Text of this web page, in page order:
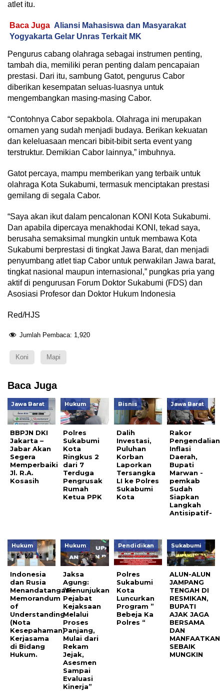
atlet itu.
Baca Juga Aliansi Mahasiswa dan Masyarakat
Yogyakarta Gelar Unras Terkait MK
Pengurus cabang olahraga sebagai instrumen penting,
tambah dia, memiliki peran penting dalam pencapaian
prestasi. Dari itu, sambung Gatot, pengurus Cabor
diberikan kesempatan seluas-luasnya untuk
mengembangkan masing-masing Cabor.
“Contohnya Cabor sepakbola. Olahraga ini merupakan
ornamen yang sudah menjadi budaya. Berikan kekuatan
dan keleluasaan mencari bibit-bibit serta event yang
terstruktur. Demikian Cabor lainnya,” imbuhnya.
Gatot percaya, mampu memberikan yang terbaik untuk
olahraga Kota Sukabumi, termasuk menciptakan prestasi
gemilang di segala Cabor.
“Saya akan ikut dalam pencalonan KONI Kota Sukabumi.
Dan apabila dipercaya menakhodai KONI, tekad saya,
berusaha semaksimal mungkin untuk membawa Kota
Sukabumi berprestasi di tingkat Jawa Barat, dan menjadi
penyumbang atlet tiap Cabor untuk perwakilan Jawa barat,
tingkat nasional maupun internasional,” pungkas pria yang
aktif di pengurusan Forum Doktor Sukabumi (FDS) dan
Asosiasi Profesor dan Doktor Hukum Indonesia
Red/HJS
Jumlah Pembaca: 1,920
Koni Mapi
Baca Juga
Jawa Barat
BBPJN DKI
Jakarta –
Jabar Akan
Segera
Memperbaiki
Jl. R.A.
Kosasih
Hukum
Polres
Sukabumi
Kota
Ringkus 2
dari 7
Terduga
Pengrusak
Rumah
Ketua PPK
Bisnis
Dalih
Investasi,
Puluhan
Korban
Laporkan
Tersangka
LI ke Polres
Sukabumi
Kota
Jawa Barat
Rakor
Pengendalian
Inflasi
Daerah,
Bupati
Marwan -
pemkab
Sudah
Siapkan
Langkah
Antisipatif-
Hukum
Indonesia
dan Rusia
Menandatangani
Memorandum
of
Understanding
(Nota
Kesepahaman)
Kerjasama
di Bidang
Hukum.
Hukum
Jaksa
Agung:
“Penunjukan
Pejabat
Kejaksaan
Melalui
Proses
Panjang,
Mulai dari
Rekam
Jejak,
Asesmen
Sampai
Evaluasi
Kinerja”
Pendidikan
Polres
Sukabumi
Kota
Luncurkan
Program ”
Bebeja Ka
Polres “
Sukabumi
ALUN-ALUN
JAMPANG
TENGAH DI
RESMIKAN,
BUPATI
AJAK JAGA
BERSAMA
DAN
MANFAATKAN
SEBAIK
MUNGKIN